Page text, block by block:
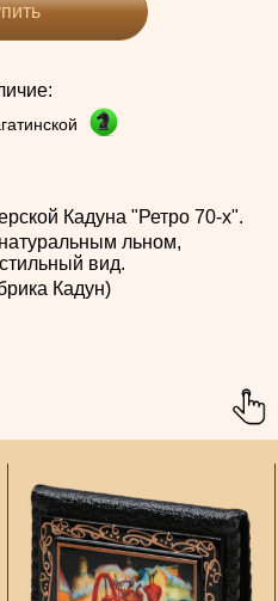
Кадуна "Ретро 70-х".
льном,
вид.
Кадун)